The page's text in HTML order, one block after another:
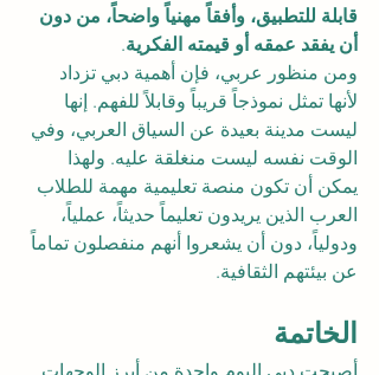
قابلة للتطبيق، وأفقاً مهنياً واضحاً، من دون
أن يفقد عمقه أو قيمته الفكرية.
ومن منظور عربي، فإن أهمية دبي تزداد
لأنها تمثل نموذجاً قريباً وقابلاً للفهم. إنها
ليست مدينة بعيدة عن السياق العربي، وفي
الوقت نفسه ليست منغلقة عليه. ولهذا
يمكن أن تكون منصة تعليمية مهمة للطلاب
العرب الذين يريدون تعليماً حديثاً، عملياً،
ودولياً، دون أن يشعروا أنهم منفصلون تماماً
عن بيئتهم الثقافية.
الخاتمة